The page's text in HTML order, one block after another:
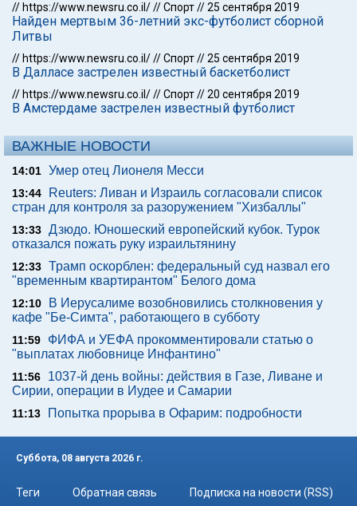
// https://www.newsru.co.il///Спорт//25 сентября 2019
Найден мертвым 36-летний экс-футболист сборной
Литвы
// https://www.newsru.co.il///Спорт//25 сентября 2019
В Далласе застрелен известный баскетболист
// https://www.newsru.co.il///Спорт//20 сентября 2019
В Амстердаме застрелен известный футболист
ВАЖНЫЕ НОВОСТИ
14:01 Умер отец Лионеля Месси
13:44
Reuters: Ливан и Израиль согласовали список
стран для контроля за разоружением "Хизбаллы"
13:33 Дзюдо. Юношеский европейский кубок. Турок
отказался пожать руку израильтянину
12:33 Трамп оскорблен: федеральный суд назвал его
"временным квартирантом" Белого дома
12:10
В Иерусалиме возобновились столкновения у
кафе "Бе-Симта", работающего в субботу
11:59
ФИФА и УЕФА прокомментировали статью о
"выплатах любовнице Инфантино"
11:56
1037-й день войны: действия в Газе, Ливане и
Сирии, операции в Иудее и Самарии
11:13 Попытка прорыва в Офарим: подробности
Суббота, 08 августа 2026 г.
Теги Обратная связь Подписка на новости (RSS)